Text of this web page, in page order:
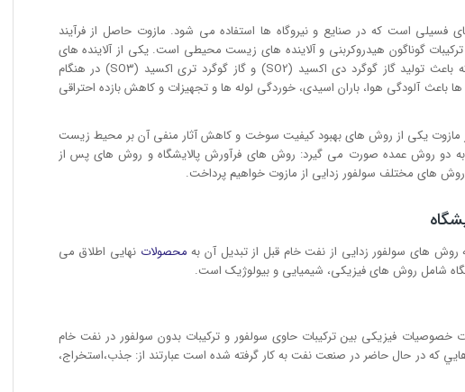
فسیلی است که در صنایع و نیروگاه ها استفاده می شود. مازوت حاصل از فرآیند
گوناگون هیدروکربنی و آلاینده های زیست محیطی است. یکی از آلاینده های
مهم در مازوت، سولفور است که باعث تولید گاز گوگرد دی اکسید (SO2) و گاز گوگرد تری اکسید (SO3) در هنگام
باعث آلودگی هوا، باران اسیدی، خوردگی لوله ها و تجهیزات و کاهش بازده احتراقی
مازوت یکی از روش های بهبود کیفیت سوخت و کاهش آثار منفی آن بر محیط زیست
به دو روش عمده صورت می گیرد: روش های فرآورش پالایشگاه و روش های پس از
روش های مختلف سولفور زدایی از مازوت خواهیم پرداخت.
روش های سولفور زدایی از نفت خام قبل از تبدیل آن بهمحصولات نهایی اطلاق می
شامل روش های فیزیکی، شیمیایی و بیولوژیک است.
خصوصیات فیزیکی بین ترکیبات حاوی سولفور و ترکیبات بدون سولفور در نفت خام
كه در حال حاضر در صنعت نفت به كار گرفته شده است عبارتند از: جذب،استخراج،